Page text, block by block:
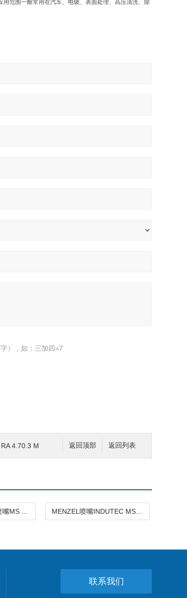
范围一般常用在汽车、电镀、表面处理、高压清洗、除
），如：三加四=7
返回列表
返回顶部
4.70.3 M
联系我们